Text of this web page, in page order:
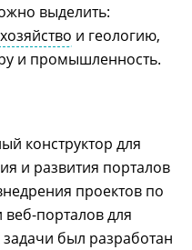
выделить:
и геологию,
и промышленность.
конструктор для
и развития порталов
проектов по
порталов для
был разработан